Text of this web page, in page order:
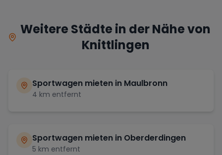
Weitere Städte in der Nähe von
Knittlingen
Sportwagen mieten in Maulbronn
4 km entfernt
Sportwagen mieten in Oberderdingen
5 km entfernt